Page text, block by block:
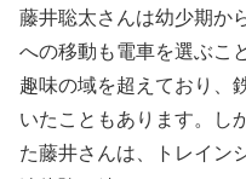
藤井聡太さんは幼少期か
への移動も電車を選ぶこ
趣味の域を超えており、
いたこともあります。し
た藤井さんは、トレイン